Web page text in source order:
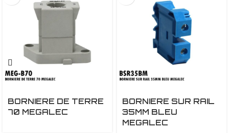
BORNIERE DE TERRE
70 MEGALEC
BORNIERE SUR RAIL
35MM BLEU
MEGALEC